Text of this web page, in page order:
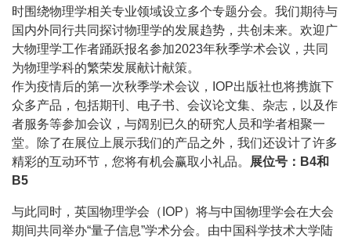
时围绕物理学相关专业领域设立多个专题分会。我们期待与
国内外同行共同探讨物理学的发展趋势，共创未来。欢迎广
大物理学工作者踊跃报名参加2023年秋季学术会议，共同
为物理学科的繁荣发展献计献策。
作为疫情后的第一次秋季学术会议，IOP出版社也将携旗下
众多产品，包括期刊、电子书、会议论文集、杂志，以及作
者服务等参加会议，与阔别已久的研究人员和学者相聚一
堂。除了在展位上展示我们的产品之外，我们还设计了许多
精彩的互动环节，您将有机会赢取小礼品。
展位号：B4和
B5
与此同时，英国物理学会（IOP）将与中国物理学会在大会
期间共同举办“量子信息”学术分会。由中国科学技术大学陆